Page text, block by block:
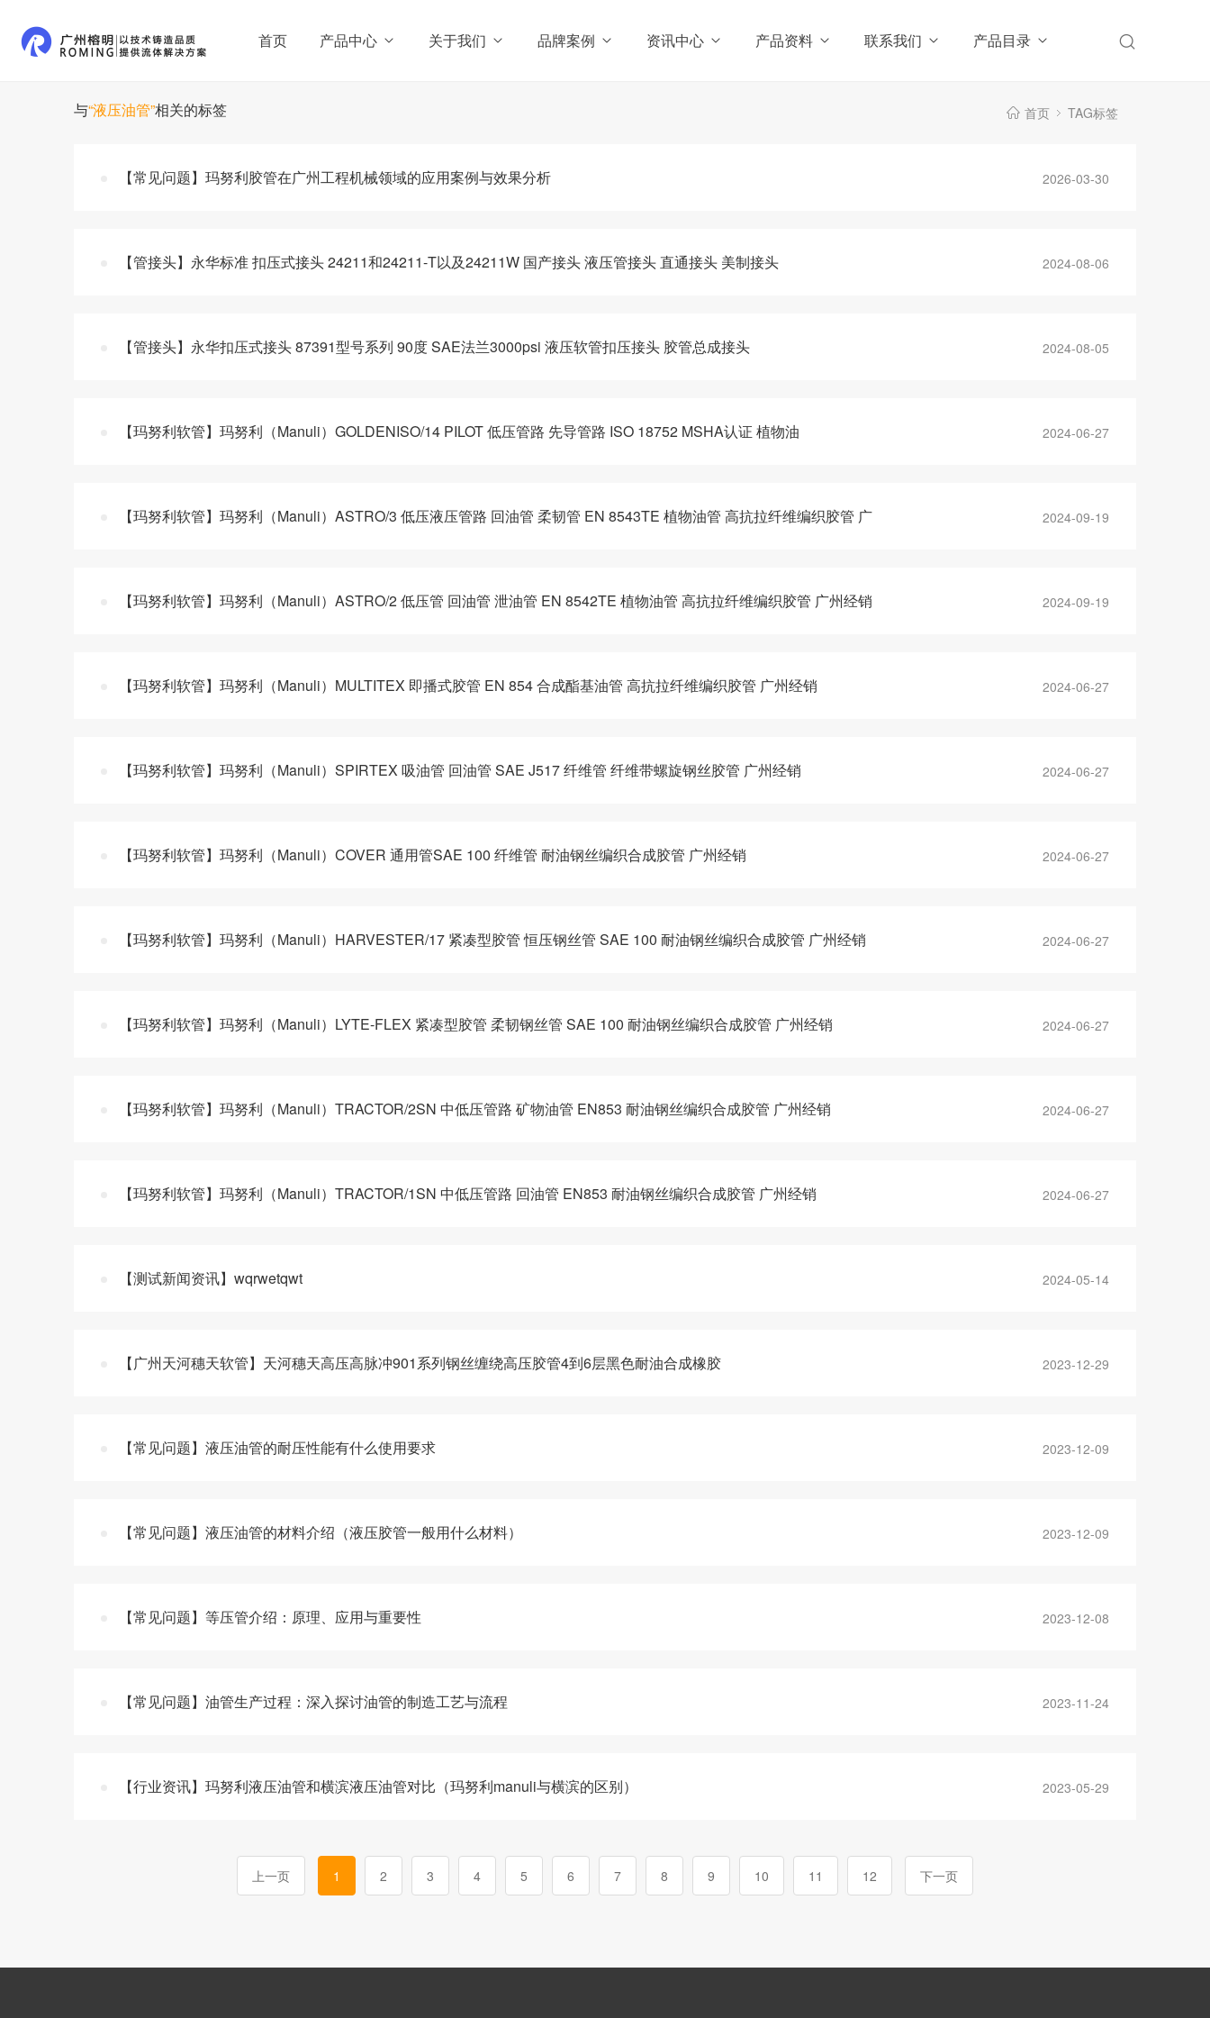
首页 产品中心 关于我们 品牌案例 资讯中心 产品资料 联系我们 产品目录
与“液压油管”相关的标签 首页 TAG标签
【常见问题】玛努利胶管在广州工程机械领域的应用案例与效果分析 2026-03-30
【管接头】永华标准 扣压式接头 24211和24211-T以及24211W 国产接头 液压管接头 直通接头 美制接头 2024-08-06
【管接头】永华扣压式接头 87391型号系列 90度 SAE法兰3000psi 液压软管扣压接头 胶管总成接头 2024-08-05
【玛努利软管】玛努利（Manuli）GOLDENISO/14 PILOT 低压管路 先导管路 ISO 18752 MSHA认证 植物油 2024-06-27
【玛努利软管】玛努利（Manuli）ASTRO/3 低压液压管路 回油管 柔韧管 EN 8543TE 植物油管 高抗拉纤维编织胶管 广 2024-09-19
【玛努利软管】玛努利（Manuli）ASTRO/2 低压管 回油管 泄油管 EN 8542TE 植物油管 高抗拉纤维编织胶管 广州经销 2024-09-19
【玛努利软管】玛努利（Manuli）MULTITEX 即播式胶管 EN 854 合成酯基油管 高抗拉纤维编织胶管 广州经销 2024-06-27
【玛努利软管】玛努利（Manuli）SPIRTEX 吸油管 回油管 SAE J517 纤维管 纤维带螺旋钢丝胶管 广州经销 2024-06-27
【玛努利软管】玛努利（Manuli）COVER 通用管SAE 100 纤维管 耐油钢丝编织合成胶管 广州经销 2024-06-27
【玛努利软管】玛努利（Manuli）HARVESTER/17 紧凑型胶管 恒压钢丝管 SAE 100 耐油钢丝编织合成胶管 广州经销 2024-06-27
【玛努利软管】玛努利（Manuli）LYTE-FLEX 紧凑型胶管 柔韧钢丝管 SAE 100 耐油钢丝编织合成胶管 广州经销 2024-06-27
【玛努利软管】玛努利（Manuli）TRACTOR/2SN 中低压管路 矿物油管 EN853 耐油钢丝编织合成胶管 广州经销 2024-06-27
【玛努利软管】玛努利（Manuli）TRACTOR/1SN 中低压管路 回油管 EN853 耐油钢丝编织合成胶管 广州经销 2024-06-27
【测试新闻资讯】wqrwetqwt 2024-05-14
【广州天河穗天软管】天河穗天高压高脉冲901系列钢丝缠绕高压胶管4到6层黑色耐油合成橡胶 2023-12-29
【常见问题】液压油管的耐压性能有什么使用要求 2023-12-09
【常见问题】液压油管的材料介绍（液压胶管一般用什么材料） 2023-12-09
【常见问题】等压管介绍：原理、应用与重要性 2023-12-08
【常见问题】油管生产过程：深入探讨油管的制造工艺与流程 2023-11-24
【行业资讯】玛努利液压油管和横滨液压油管对比（玛努利manuli与横滨的区别） 2023-05-29
上一页 1 2 3 4 5 6 7 8 9 10 11 12 下一页